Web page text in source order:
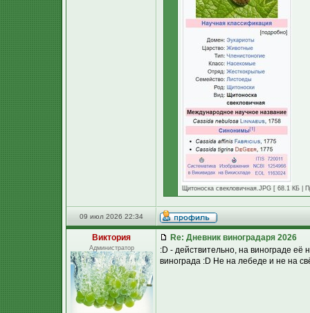
Щитоноска свекловичная.JPG [ 68.1 КБ |
09 июл 2026 22:34
Виктория
Администратор
Re: Дневник виноградаря 2026
:D - действительно, на винограде
винограда :D Не на лебеде и не на